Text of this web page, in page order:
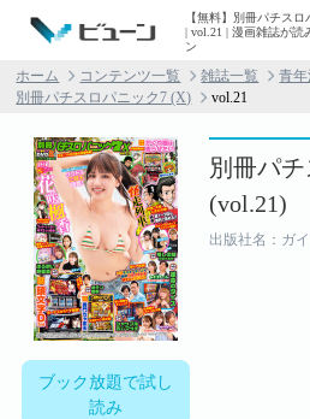
【無料】別冊パチス
| vol.21 | 漫画雑誌が読
ン
ホーム コンテンツ一覧 雑誌一覧
青
別冊パチスロパニック7 (X)
vol.21
ブック放題で試し
読み
別冊パ
(vol.21)
出版社名：ガ